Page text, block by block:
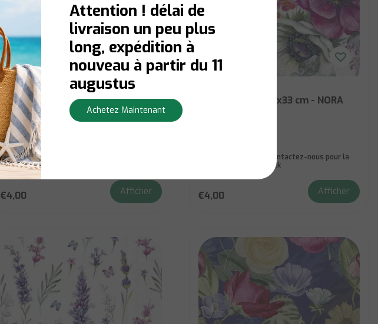
IHR
Serviettes IHR 33x33 cm -
AWDOTJA
Niet op voorraad:
disponibilité du stock
€4,00 Afficher
Serviettes IHR 33x33 cm - NORA
Contactez-nous pour la
disponibilité du stock
€4,00 Afficher
Attention ! délai de
livraison un peu plus
long, expédition à
nouveau à partir du 11
augustus
Achetez Maintenant